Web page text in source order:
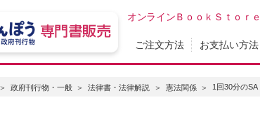
オンラインＢｏｏｋＳｔｏｒｅ
ご注文方法 お支払い方法
政府刊行物・一般 法律書・法律解説 憲法関係 1回30分の